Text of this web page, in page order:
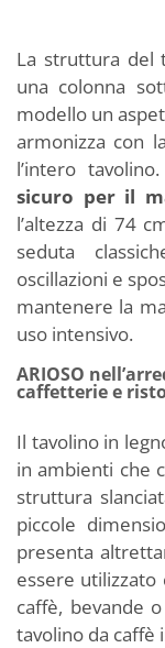
La struttura del
una colonna
modello un
armonizza con
l’intero
sicuro per il
l’altezza di 74
seduta
oscillazioni e
mantenere la
uso intensivo.
ARIOSO
caffetterie e
Il tavolino in
in ambienti che
struttura
piccole
presenta
essere
caffè, bevande
tavolino da caffè